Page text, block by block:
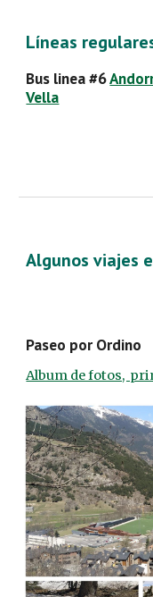
Líneas
Bus linea #6
Vella
Algunos viajes
Paseo por Ordino
Album de fotos,